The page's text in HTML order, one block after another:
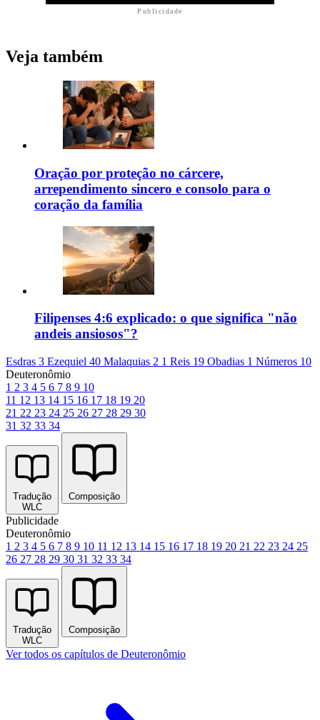
Publicidade
Veja também
Oração por proteção no cárcere,
arrependimento sincero e consolo para o
coração da família
Filipenses 4:6 explicado: o que significa "não
andeis ansiosos"?
Esdras 3 Ezequiel 40 Malaquias 2 1 Reis 19 Obadias 1 Números 10
Deuteronômio
1 2 3 4 5 6 7 8 9 10
11 12 13 14 15 16 17 18 19 20
21 22 23 24 25 26 27 28 29 30
31 32 33 34
Tradução
WLC
Composição
Publicidade
Deuteronômio
1 2 3 4 5 6 7 8 9 10 11 12 13 14 15 16 17 18 19 20 21 22 23 24 25
26 27 28 29 30 31 32 33 34
Tradução
WLC
Composição
Ver todos os capítulos de Deuteronômio